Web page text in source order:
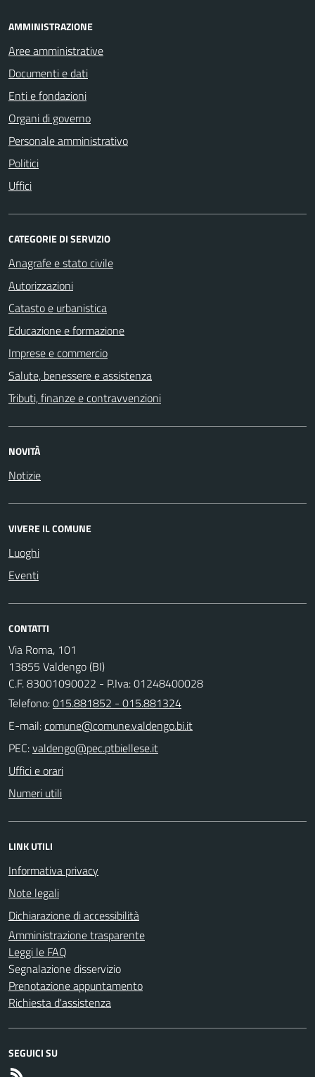
AMMINISTRAZIONE
Aree amministrative
Documenti e dati
Enti e fondazioni
Organi di governo
Personale amministrativo
Politici
Uffici
CATEGORIE DI SERVIZIO
Anagrafe e stato civile
Autorizzazioni
Catasto e urbanistica
Educazione e formazione
Imprese e commercio
Salute, benessere e assistenza
Tributi, finanze e contravvenzioni
NOVITÀ
Notizie
VIVERE IL COMUNE
Luoghi
Eventi
CONTATTI
Via Roma, 101
13855 Valdengo (BI)
C.F. 83001090022 - P.Iva: 01248400028
Telefono:015.881852 - 015.881324
E-mail:
PEC:
Uffici e orari
Numeri utili
LINK UTILI
Informativa privacy
Note legali
Dichiarazione di accessibilità
Amministrazione trasparente
Leggi le FAQ
Segnalazione disservizio
Prenotazione appuntamento
Richiesta d'assistenza
SEGUICI SU